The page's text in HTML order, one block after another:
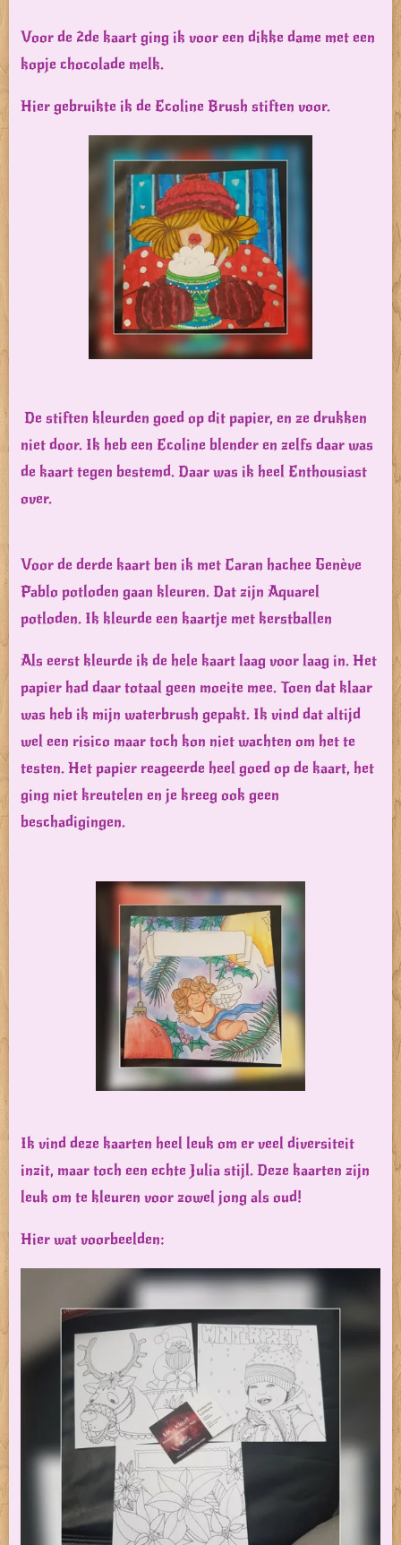
Voor de 2de kaart ging ik voor een dikke dame met een
kopje chocolade melk.
Hier gebruikte ik de Ecoline Brush stiften voor.
De stiften kleurden goed op dit papier, en ze drukken
niet door. Ik heb een Ecoline blender en zelfs daar was
de kaart tegen bestemd. Daar was ik heel Enthousiast
over.
Voor de derde kaart ben ik met Caran hachee Genève
Pablo potloden gaan kleuren. Dat zijn Aquarel
potloden. Ik kleurde een kaartje met kerstballen
Als eerst kleurde ik de hele kaart laag voor laag in. Het
papier had daar totaal geen moeite mee. Toen dat klaar
was heb ik mijn waterbrush gepakt. Ik vind dat altijd
wel een risico maar toch kon niet wachten om het te
testen. Het papier reageerde heel goed op de kaart, het
ging niet kreutelen en je kreeg ook geen
beschadigingen.
Ik vind deze kaarten heel leuk om er veel diversiteit
inzit, maar toch een echte Julia stijl. Deze kaarten zijn
leuk om te kleuren voor zowel jong als oud!
Hier wat voorbeelden: